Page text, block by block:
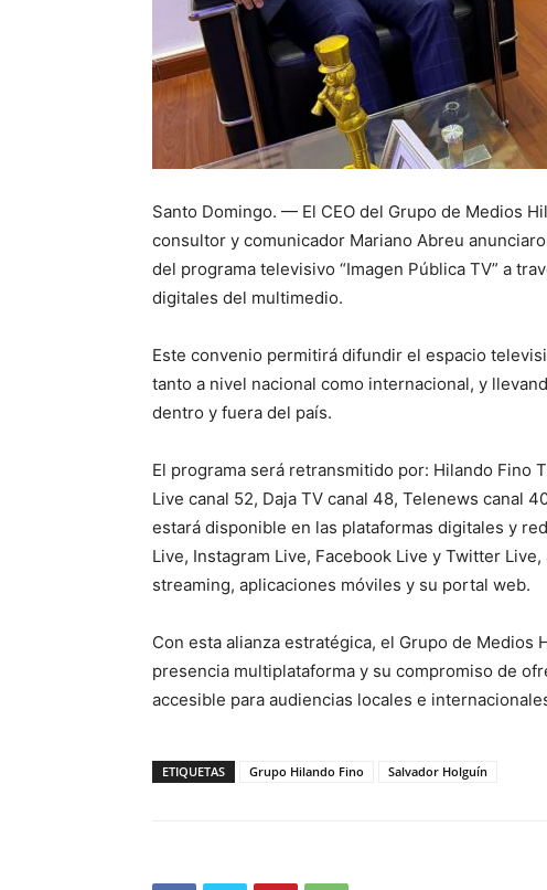
Santo Domingo. — El CEO del Grupo de Medios
consultor y comunicador Mariano Abreu
del programa televisivo “Imagen Pública TV” a
digitales del multimedio.
Este convenio permitirá difundir el espacio
tanto a nivel nacional como internacional, y
dentro y fuera del país.
El programa será retransmitido por: Hilando Fino
Live canal 52, Daja TV canal 48, Telenews canal
estará disponible en las plataformas digitales y
Live, Instagram Live, Facebook Live y Twitter
streaming, aplicaciones móviles y su portal web.
Con esta alianza estratégica, el Grupo de
presencia multiplataforma y su compromiso de
accesible para audiencias locales e
ETIQUETAS Grupo Hilando Fino Salvador Holguín